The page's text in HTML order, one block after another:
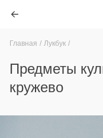
Главная Лукбук
Предметы
кружево